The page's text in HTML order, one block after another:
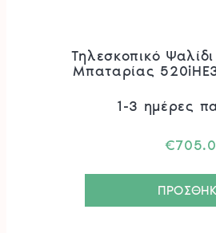
Τηλεσκοπικό
Μπαταρίας
1-3 ημέρες
€